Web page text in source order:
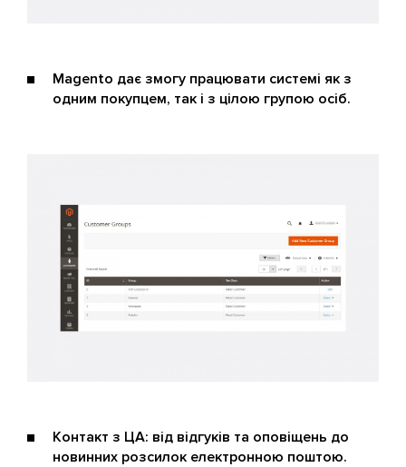
Magento дає змогу працювати системі як з
одним покупцем, так і з цілою групою осіб.
Контакт з ЦА: від відгуків та оповіщень до
новинних розсилок електронною поштою.